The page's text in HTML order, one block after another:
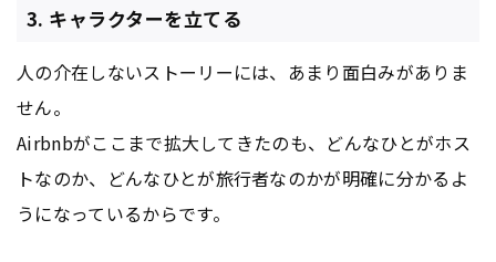
3. キャラクターを立てる
人の介在しないストーリーには、あまり面白みがありま
せん。
Airbnbがここまで拡大してきたのも、どんなひとがホス
トなのか、どんなひとが旅行者なのかが明確に分かるよ
うになっているからです。